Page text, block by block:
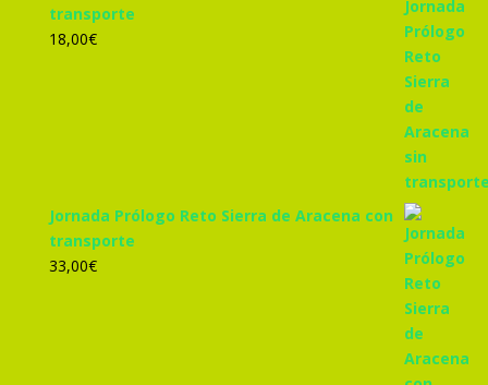
transporte
18,00€
Jornada Prólogo Reto Sierra de Aracena con
transporte
33,00€